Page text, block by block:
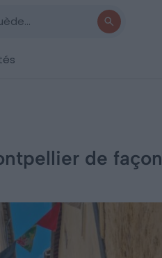
de façon